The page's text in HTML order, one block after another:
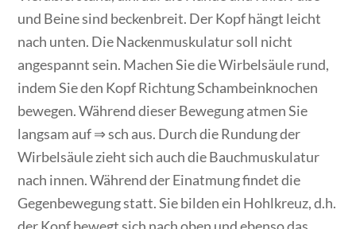
und Beine sind beckenbreit. Der Kopf hängt leicht
nach unten. Die Nackenmuskulatur soll nicht
angespannt sein. Machen Sie die Wirbelsäule rund,
indem Sie den Kopf Richtung Schambeinknochen
bewegen. Während dieser Bewegung atmen Sie
langsam auf ⇒ sch aus. Durch die Rundung der
Wirbelsäule zieht sich auch die Bauchmuskulatur
nach innen. Während der Einatmung findet die
Gegenbewegung statt. Sie bilden ein Hohlkreuz, d.h.